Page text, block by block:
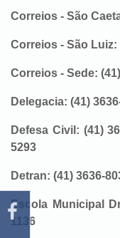
Correios - São
Correios - São Luiz:
Correios - Sede:
Delegacia: (41)
Defesa Civil: (41)
5293
Detran: (41) 3636-
Escola Municipal
1136